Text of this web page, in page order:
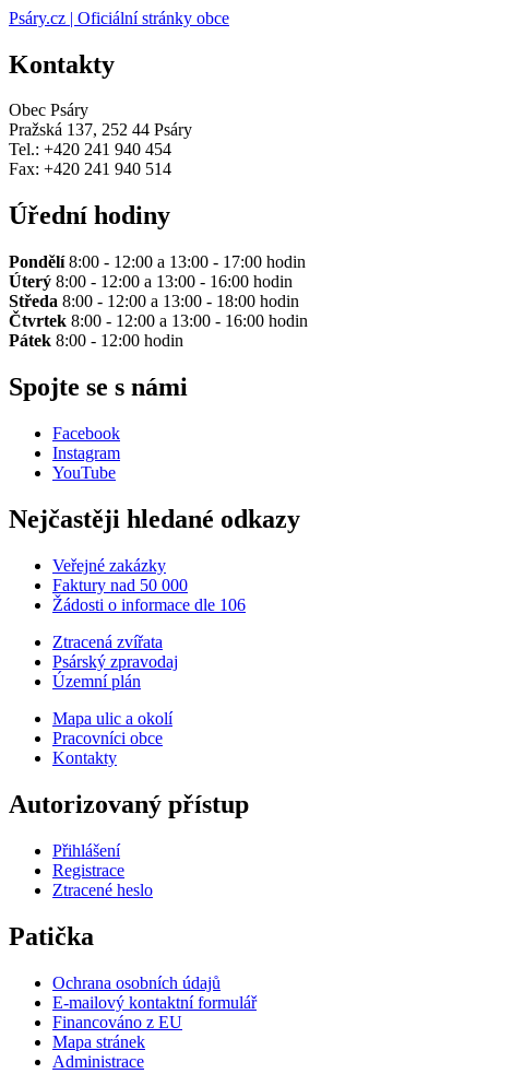
Psáry.cz | Oficiální stránky obce
Kontakty
Obec Psáry
Pražská 137, 252 44 Psáry
Tel.: +420 241 940 454
Fax: +420 241 940 514
Úřední hodiny
Pondělí8:00 - 12:00 a 13:00 - 17:00 hodin
Úterý 8:00 - 12:00 a 13:00 - 16:00 hodin
Středa 8:00 - 12:00 a 13:00 - 18:00 hodin
Čtvrtek 8:00 - 12:00 a 13:00 - 16:00 hodin
Pátek 8:00 - 12:00 hodin
Spojte se s námi
Facebook
Instagram
YouTube
Nejčastěji hledané odkazy
Veřejné zakázky
Faktury nad 50 000
Žádosti o informace dle 106
Ztracená zvířata
Psárský zpravodaj
Územní plán
Mapa ulic a okolí
Pracovníci obce
Kontakty
Autorizovaný přístup
Přihlášení
Registrace
Ztracené heslo
Patička
Ochrana osobních údajů
E-mailový kontaktní formulář
Financováno z EU
Mapa stránek
Administrace